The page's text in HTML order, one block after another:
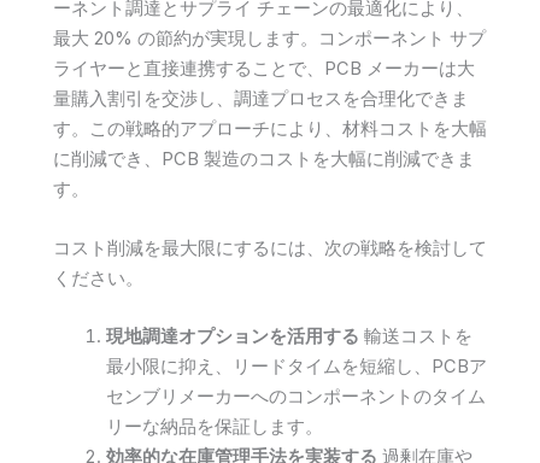
ーネント調達とサプライ チェーンの最適化により、
最大 20% の節約が実現します。コンポーネント サプ
ライヤーと直接連携することで、PCB メーカーは大
量購入割引を交渉し、調達プロセスを合理化できま
す。この戦略的アプローチにより、材料コストを大幅
に削減でき、PCB 製造のコストを大幅に削減できま
す。
コスト削減を最大限にするには、次の戦略を検討して
ください。
現地調達オプションを活用する 輸送コストを
最小限に抑え、リードタイムを短縮し、PCBア
センブリメーカーへのコンポーネントのタイム
リーな納品を保証します。
効率的な在庫管理手法を実装する 過剰在庫や